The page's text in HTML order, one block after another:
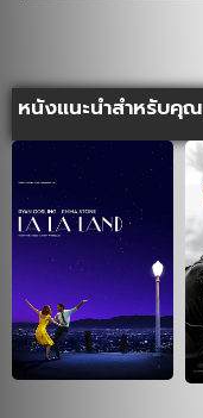
หนังแนะนำสำหรับคุณ